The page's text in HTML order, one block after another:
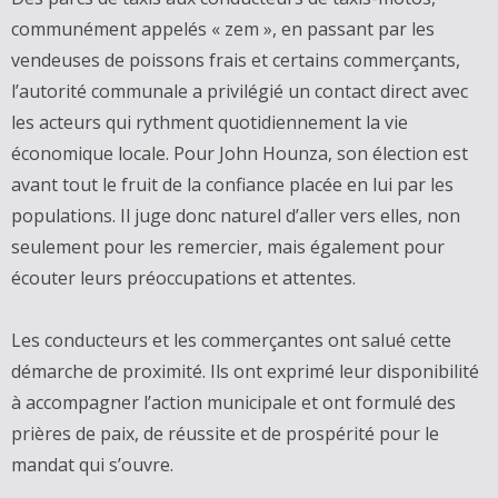
communément appelés « zem », en passant par les
vendeuses de poissons frais et certains commerçants,
l’autorité communale a privilégié un contact direct avec
les acteurs qui rythment quotidiennement la vie
économique locale. Pour John Hounza, son élection est
avant tout le fruit de la confiance placée en lui par les
populations. Il juge donc naturel d’aller vers elles, non
seulement pour les remercier, mais également pour
écouter leurs préoccupations et attentes.
‎Les conducteurs et les commerçantes ont salué cette
démarche de proximité. Ils ont exprimé leur disponibilité
à accompagner l’action municipale et ont formulé des
prières de paix, de réussite et de prospérité pour le
mandat qui s’ouvre.